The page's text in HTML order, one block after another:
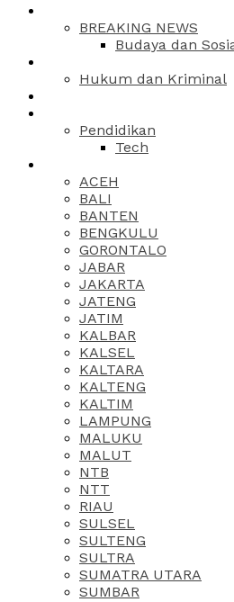
BREAKING NEWS
Budaya dan
Hukum dan Kriminal
Pendidikan
Tech
ACEH
BALI
BANTEN
BENGKULU
GORONTALO
JABAR
JAKARTA
JATENG
JATIM
KALBAR
KALSEL
KALTARA
KALTENG
KALTIM
LAMPUNG
MALUKU
MALUT
NTB
NTT
RIAU
SULSEL
SULTENG
SULTRA
SUMATRA UTARA
SUMBAR